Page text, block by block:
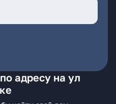
адресу на ул